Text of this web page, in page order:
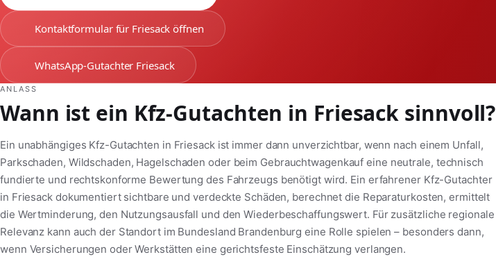
Kontaktformular für Friesack öffnen
WhatsApp-Gutachter Friesack
ANLASS
Wann ist ein Kfz-Gutachten in Friesack sinnvoll?
Ein unabhängiges Kfz-Gutachten in Friesack ist immer dann unverzichtbar, wenn nach einem Unfall,
Parkschaden, Wildschaden, Hagelschaden oder beim Gebrauchtwagenkauf eine neutrale, technisch
fundierte und rechtskonforme Bewertung des Fahrzeugs benötigt wird. Ein erfahrener Kfz-Gutachter
in Friesack dokumentiert sichtbare und verdeckte Schäden, berechnet die Reparaturkosten, ermittelt
die Wertminderung, den Nutzungsausfall und den Wiederbeschaffungswert. Für zusätzliche regionale
Relevanz kann auch der Standort im Bundesland Brandenburg eine Rolle spielen – besonders dann,
wenn Versicherungen oder Werkstätten eine gerichtsfeste Einschätzung verlangen.